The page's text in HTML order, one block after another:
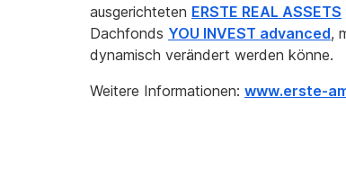
ausgerichteten ERSTE REAL ASSETS
Dachfonds YOU INVEST advanced,
dynamisch verändert werden könne.
Weitere Informationen: www.erste-